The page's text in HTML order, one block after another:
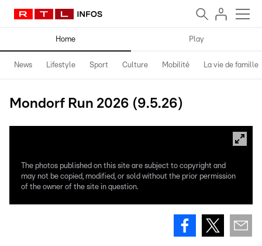
Home Play
News Lifestyle Sport Culture Mobilité La vie de famille
Mondorf Run 2026 (9.5.26)
The photos published on this site are subject to copyright and
may not be copied, modified, or sold without the prior permission
of the owner of the site in question.